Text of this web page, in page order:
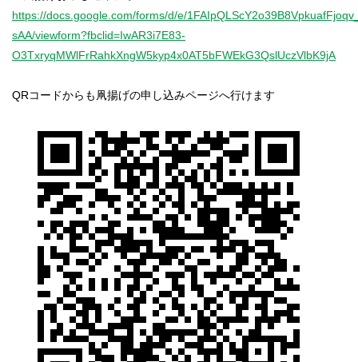
https://docs.google.com/forms/d/e/
sAA/viewform?fbclid=IwAR3i7E83-
O3TxryqMWlFrRahkXngW5kyp4x0AT5bFWEkG3QslUczVlbK9jA